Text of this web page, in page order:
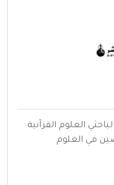
العلوم القرآنية
في العلوم